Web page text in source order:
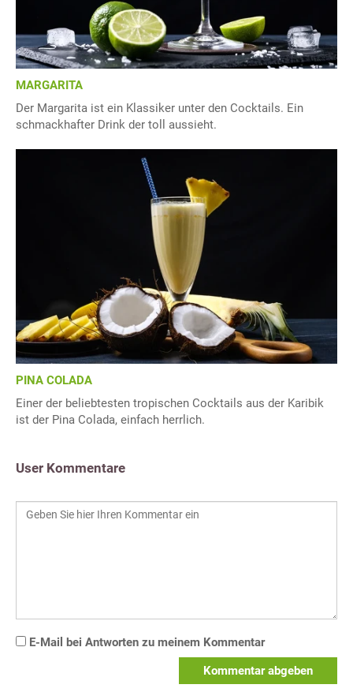
MARGARITA
Der Margarita ist ein Klassiker unter den Cocktails. Ein
schmackhafter Drink der toll aussieht.
PINA COLADA
Einer der beliebtesten tropischen Cocktails aus der Karibik
ist der Pina Colada, einfach herrlich.
User Kommentare
E-Mail bei Antworten zu meinem Kommentar
Kommentar abgeben